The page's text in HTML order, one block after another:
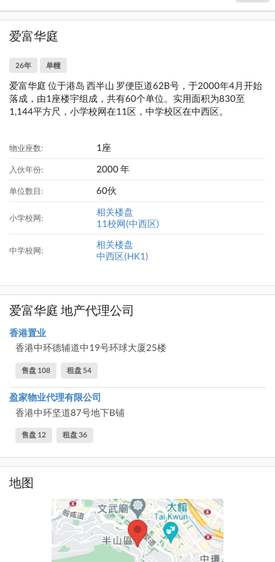
爱富华庭
26年 单幢
爱富华庭 位于港岛 西半山 罗便臣道62B号，于2000年4月开始
落成，由1座楼宇组成，共有60个单位。实用面积为830至
1,144平方尺，小学校网在11区，中学校区在中西区。
物业座数: 1座
入伙年份: 2000 年
单位数目: 60伙
小学校网:
相关楼盘
11校网(中西区)
中学校网:
相关楼盘
中西区(HK1)
爱富华庭 地产代理公司
香港置业
香港中环德辅道中19号环球大厦25楼
售盘 108 租盘 54
盈家物业代理有限公司
香港中环坚道87号地下B铺
售盘 12 租盘 36
地图